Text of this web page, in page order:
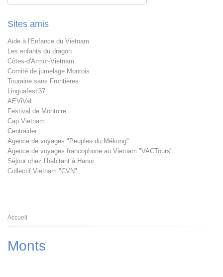
Sites amis
Aide à l'Enfance du Vietnam
Les enfants du dragon
Côtes-d'Armor-Vietnam
Comité de jumelage Montois
Touraine sans Frontières
Linguafest'37
AEViVaL
Festival de Montoire
Cap Vietnam
Centraider
Agence de voyages "Peuples du Mékong"
Agence de voyages francophone au Vietnam "VACTours"
Séjour chez l’habitant à Hanoï
Collectif Vietnam "CVN"
Fil
Accueil
Monts